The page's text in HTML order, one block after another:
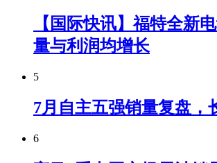
【国际快讯】福特全新
量与利润均增长
5
7月自主五强销量复盘，
6